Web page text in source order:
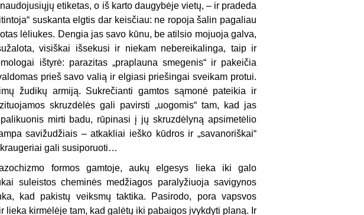
etiketas, o iš karto daugybėje vietų, – ir pradeda
suskanta elgtis dar keisčiau: ne ropoja šalin pagaliau
lėliukes. Dengia jas savo kūnu, be atilsio mojuoja galva,
visiškai išsekusi ir niekam nebereikalinga, taip ir
ištyrė: parazitas „praplauna smegenis“ ir pakeičia
prieš savo valią ir elgiasi priešingai sveikam protui.
žudikų armiją. Sukrečianti gamtos sąmonė pateikia ir
skruzdėlės gali pavirsti „uogomis“ tam, kad jas
mirti badu, rūpinasi į jų skruzdėlyną apsimetėlio
savižudžiais – atkakliai ieško kūdros ir „savanoriškai“
gali susiporuoti…
formos gamtoje, aukų elgesys lieka iki galo
suleistos cheminės medžiagos paralyžiuoja savigynos
kad pakistų veiksmų taktika. Pasirodo, pora vapsvos
lieka kirmėlėje tam, kad galėtų iki pabaigos įvykdyti planą. Ir